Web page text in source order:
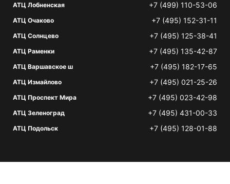
АТЦ Лобненская +7 (499) 110-53-06
АТЦ Очаково +7 (495) 152-31-11
АТЦ Солнцево +7 (495) 125-38-41
АТЦ Раменки +7 (495) 135-42-87
АТЦ Варшавское ш +7 (495) 182-17-65
АТЦ Измайлово +7 (495) 021-25-26
АТЦ Проспект Мира +7 (495) 023-42-98
АТЦ Зеленоград +7 (495) 431-00-33
АТЦ Подольск +7 (495) 128-01-88